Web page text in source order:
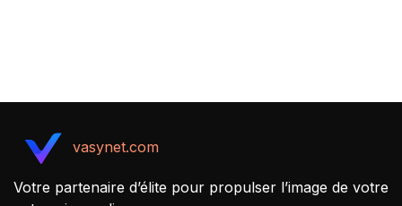
vasynet.com
Votre partenaire d’élite pour propulser l’image de votre